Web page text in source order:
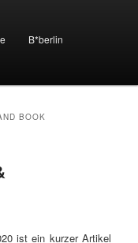
B*berlin
BOOK
ist ein kurzer Artikel